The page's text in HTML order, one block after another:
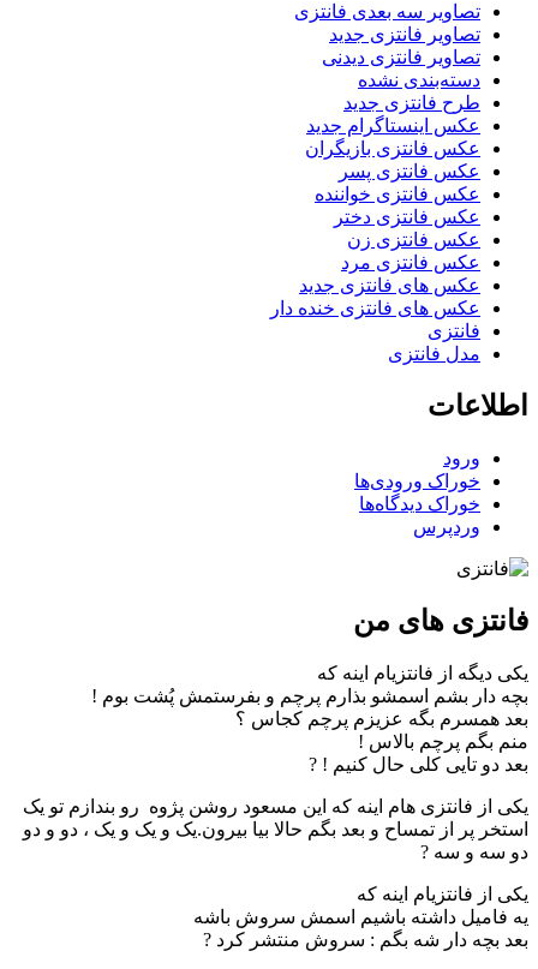
تصاویر سه بعدی فانتزی
تصاویر فانتزی جدید
تصاویر فانتزی دیدنی
دسته‌بندی نشده
طرح فانتزی جدید
عکس اینستاگرام جدید
عکس فانتزی بازیگران
عکس فانتزی پسر
عکس فانتزی خواننده
عکس فانتزی دختر
عکس فانتزی زن
عکس فانتزی مرد
عکس های فانتزی جدید
عکس های فانتزی خنده دار
فانتزی
مدل فانتزی
اطلاعات
ورود
خوراک ورودی‌ها
خوراک دیدگاه‌ها
وردپرس
فانتزی های من
یکی دیگه از فانتزیام اینه که
بچه دار بشم اسمشو بذارم پرچم و بفرستمش پُشت بوم !
بعد همسرم بگه عزیزم پرچم کجاس ؟
منم بگم پرچم بالاس !
بعد دو تایی کلی حال کنیم ! ?
یکی از فانتزی هام اینه که این مسعود روشن پژوه رو بندازم تو یک
استخر پر از تمساح و بعد بگم حالا بیا بیرون.یک و یک و یک ، دو و دو
دو سه و سه ?
یکی از فانتزیام اینه که
یه فامیل داشته باشیم اسمش سروش باشه
بعد بچه دار شه بگم : سروش منتشر کرد ?